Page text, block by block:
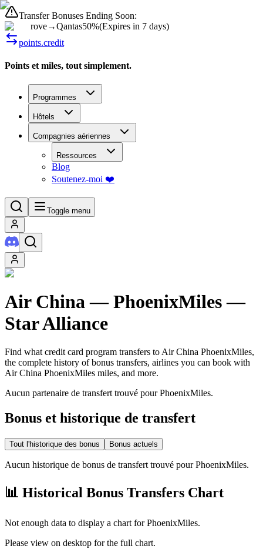
Transfer Bonuses Ending Soon:
rove→Qantas50%(Expires in 7 days)
points.credit
Points et miles, tout simplement.
Programmes
Hôtels
Compagnies aériennes
Ressources
Blog
Soutenez-moi ❤️
Toggle menu
Air China —PhoenixMiles —
Star Alliance
Find what credit card program transfers toAir China PhoenixMiles,
the complete history of bonus transfers, airlines you can book with
Air China PhoenixMiles miles, and more.
Aucun partenaire de transfert trouvé pour PhoenixMiles.
Bonus et historique de transfert
Tout l'historique des bonus Bonus actuels
Aucun historique de bonus de transfert trouvé pour PhoenixMiles.
📊 Historical Bonus Transfers Chart
Not enough data to display a chart forPhoenixMiles.
Please view on desktop for the full chart.